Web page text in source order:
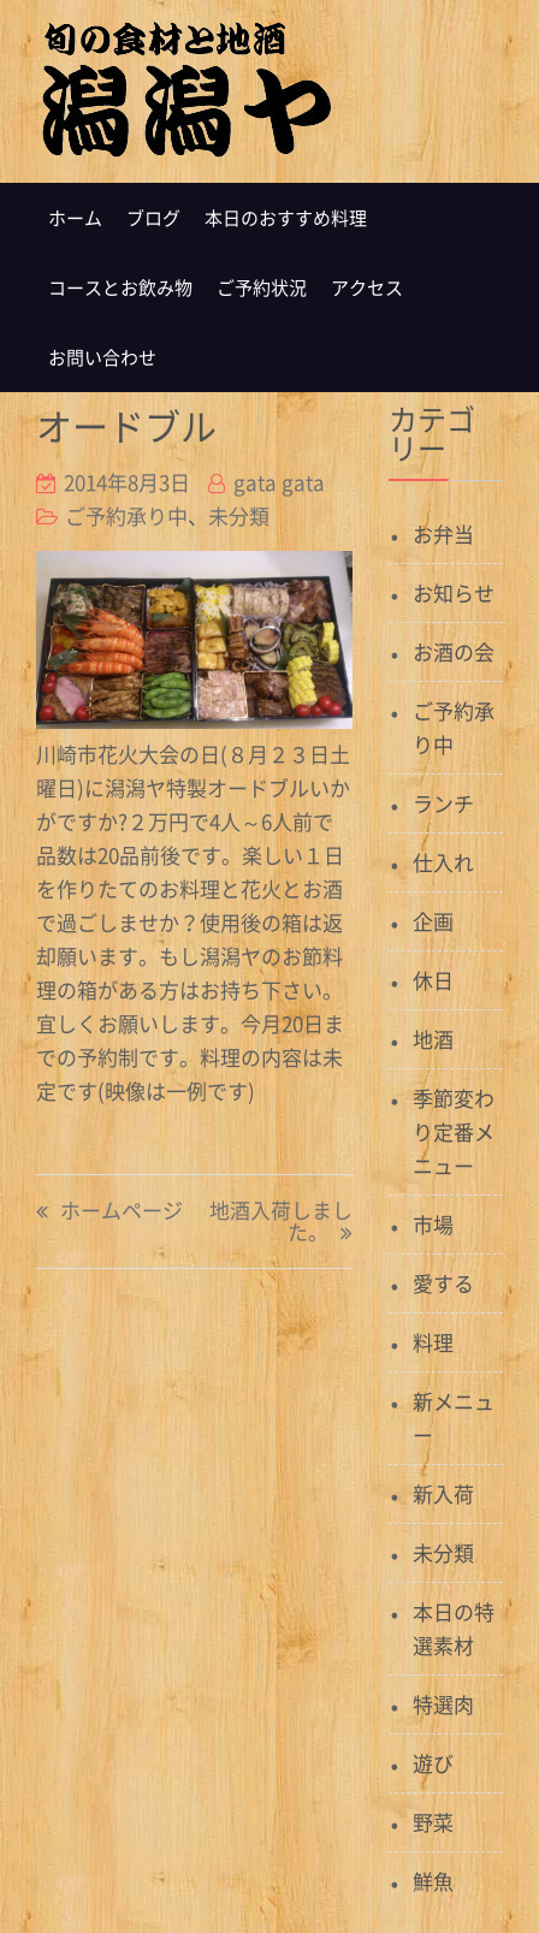
ホーム ブログ 本日のおすすめ料理
コースとお飲み物 ご予約状況 アクセス
お問い合わせ
オードブル
2014年8月3日
gata gata
ご予約承り中、 未分類
川崎市花火大会の日(８月２３日土
曜日)に潟潟ヤ特製オードブルいか
がですか?２万円で4人～6人前で
品数は20品前後です。楽しい１日
を作りたてのお料理と花火とお酒
で過ごしませか？使用後の箱は返
却願います。もし潟潟ヤのお節料
理の箱がある方はお持ち下さい。
宜しくお願いします。今月20日ま
での予約制です。料理の内容は未
定です(映像は一例です)
投
ビ
ゲ
ン
ホームページ 地酒入荷しまし
た。
カテゴ
リー
お弁当
お知らせ
お酒の会
ご予約承
り中
ランチ
仕入れ
企画
休日
地酒
季節変わ
り定番メ
ニュー
市場
愛する
料理
新メニュ
ー
新入荷
未分類
本日の特
選素材
特選肉
遊び
野菜
鮮魚